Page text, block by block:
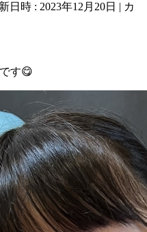
日時 : 2023年12月20日
カ
す😋